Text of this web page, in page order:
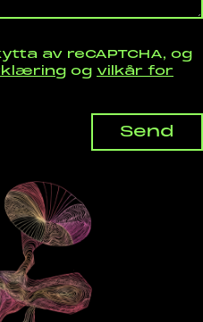
av reCAPTCHA, og
og vilkår for